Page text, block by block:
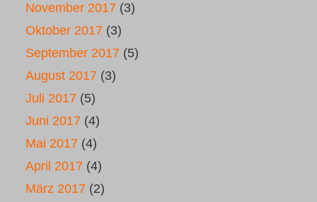
November 2017 (3)
Oktober 2017 (3)
September 2017 (5)
August 2017 (3)
Juli 2017 (5)
Juni 2017 (4)
Mai 2017 (4)
April 2017 (4)
März 2017 (2)